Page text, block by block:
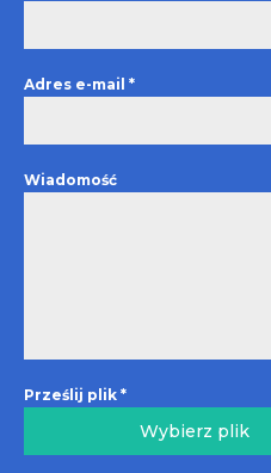
Adres e-mail *
Wiadomość
Prześlij plik *
Wybierz plik